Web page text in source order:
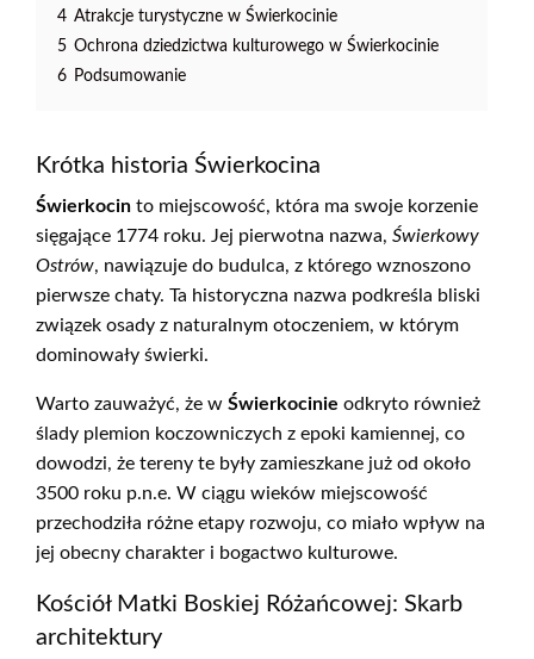
4 Atrakcje turystyczne w Świerkocinie
5 Ochrona dziedzictwa kulturowego w Świerkocinie
6 Podsumowanie
Krótka historia Świerkocina
Świerkocin to miejscowość, która ma swoje korzenie
sięgające 1774 roku. Jej pierwotna nazwa, Świerkowy
Ostrów, nawiązuje do budulca, z którego wznoszono
pierwsze chaty. Ta historyczna nazwa podkreśla bliski
związek osady z naturalnym otoczeniem, w którym
dominowały świerki.
Warto zauważyć, że w Świerkocinie odkryto również
ślady plemion koczowniczych z epoki kamiennej, co
dowodzi, że tereny te były zamieszkane już od około
3500 roku p.n.e. W ciągu wieków miejscowość
przechodziła różne etapy rozwoju, co miało wpływ na
jej obecny charakter i bogactwo kulturowe.
Kościół Matki Boskiej Różańcowej: Skarb
architektury